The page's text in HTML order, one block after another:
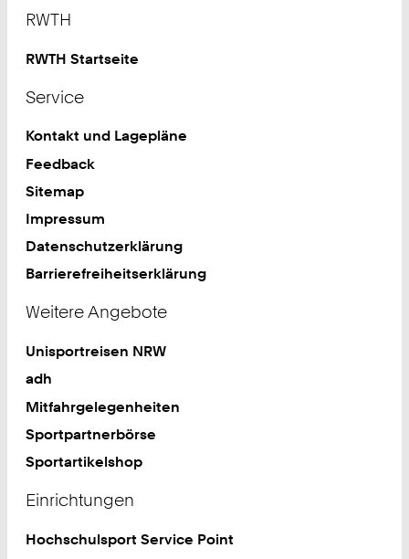
RWTH
RWTH Startseite
Service
Kontakt und Lagepläne
Feedback
Sitemap
Impressum
Datenschutzerklärung
Barrierefreiheitserklärung
Weitere Angebote
Unisportreisen NRW
adh
Mitfahrgelegenheiten
Sportpartnerbörse
Sportartikelshop
Einrichtungen
Hochschulsport Service Point